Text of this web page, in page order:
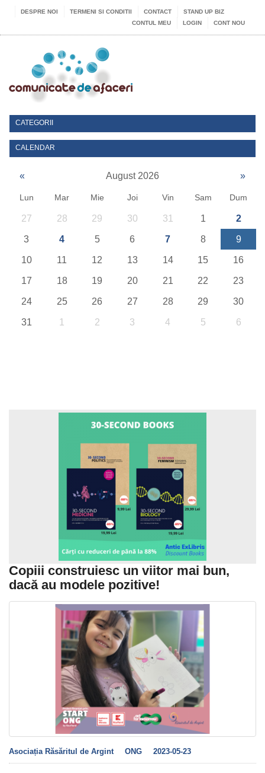
DESPRE NOI TERMENI SI CONDITII CONTACT
STAND UP BIZ
CONTUL MEU
LOGIN CONT NOU
CATEGORII
CALENDAR
« August 2026 »
Lun Mar Mie Joi Vin Sam Dum
27 28 29 30 31 1 2
3 4 5 6 7 8 9
10 11 12 13 14 15 16
17 18 19 20 21 22 23
24 25 26 27 28 29 30
31 1 2 3 4 5 6
Copiii construiesc un viitor mai bun,
dacă au modele pozitive!
Asociația Răsăritul de Argint ONG 2023-05-23